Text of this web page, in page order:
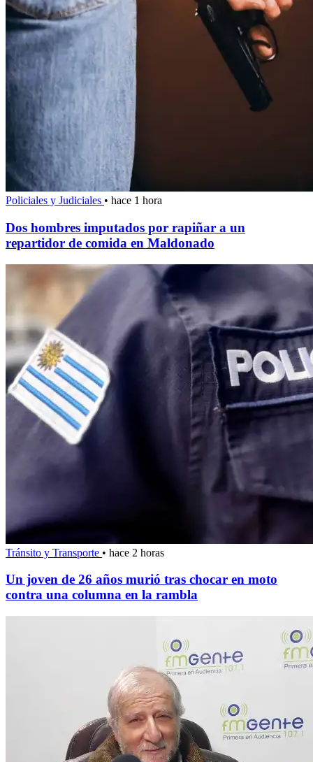
Policiales y Judiciales • hace 1 hora
Dos hombres imputados por rapiñar a un
repartidor de comida en Maldonado
Tránsito y Transporte • hace 2 horas
Un joven de 26 años murió tras chocar en moto
contra una columna en la rambla